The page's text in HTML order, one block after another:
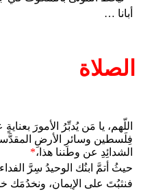
أبانا …
الصلاة
اللّهم، يا مَن يُدبِّرُ الأمورَ
فِلَسطين وسائرِ الأرضِ
الشدائِدِ عن وطننا هذا،*
حيثُ أتمَّ ابنُك الوحيدُ سِرَّ
فنثبُتَ على الإيمان، ونخدُمَك